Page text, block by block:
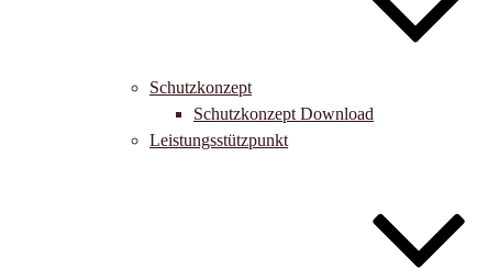
Schutzkonzept
Schutzkonzept Download
Leistungsstützpunkt